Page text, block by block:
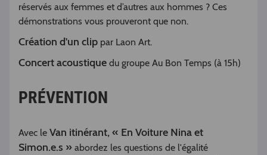
réservés aux femmes et d’autres aux hommes ? Ces
démonstrations vous prouveront que non.
Création d'un clip par Laon Art.
Concert acoustique du groupe Au Bon Temps (à 15h)
PRÉVENTION
Avec le Van itinérant, « En Voiture Nina et
Simon.e.s » abordez les questions de l'égalité